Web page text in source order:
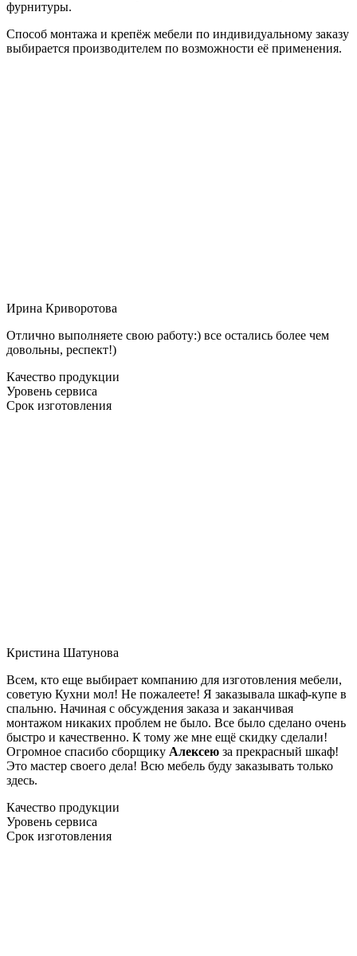
фурнитуры.
Способ монтажа и крепёж мебели по индивидуальному заказу
выбирается производителем по возможности её применения.
Ирина Криворотова
Отлично выполняете свою работу:) все остались более чем
довольны, респект!)
Качество продукции
Уровень сервиса
Срок изготовления
Кристина Шатунова
Всем, кто еще выбирает компанию для изготовления мебели,
советую Кухни мол! Не пожалеете! Я заказывала шкаф-купе в
спальню. Начиная с обсуждения заказа и заканчивая
монтажом никаких проблем не было. Все было сделано очень
быстро и качественно. К тому же мне ещё скидку сделали!
Огромное спасибо сборщику Алексею за прекрасный шкаф!
Это мастер своего дела! Всю мебель буду заказывать только
здесь.
Качество продукции
Уровень сервиса
Срок изготовления